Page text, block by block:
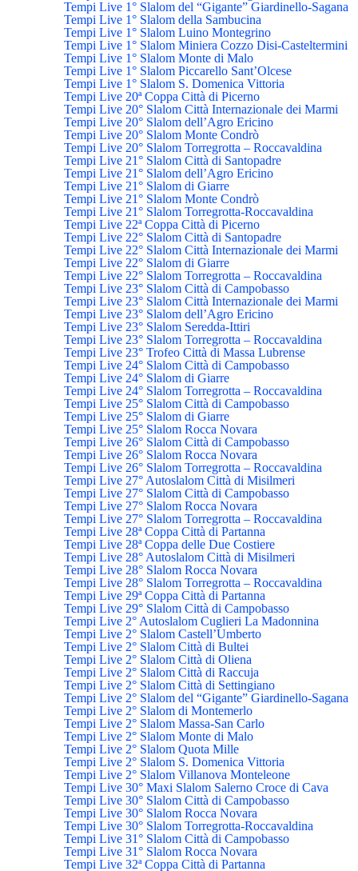
Tempi Live 1° Slalom del “Gigante” Giardinello-Sagana
Tempi Live 1° Slalom della Sambucina
Tempi Live 1° Slalom Luino Montegrino
Tempi Live 1° Slalom Miniera Cozzo Disi-Casteltermini
Tempi Live 1° Slalom Monte di Malo
Tempi Live 1° Slalom Piccarello Sant’Olcese
Tempi Live 1° Slalom S. Domenica Vittoria
Tempi Live 20ª Coppa Città di Picerno
Tempi Live 20° Slalom Città Internazionale dei Marmi
Tempi Live 20° Slalom dell’Agro Ericino
Tempi Live 20° Slalom Monte Condrò
Tempi Live 20° Slalom Torregrotta – Roccavaldina
Tempi Live 21° Slalom Città di Santopadre
Tempi Live 21° Slalom dell’Agro Ericino
Tempi Live 21° Slalom di Giarre
Tempi Live 21° Slalom Monte Condrò
Tempi Live 21° Slalom Torregrotta-Roccavaldina
Tempi Live 22ª Coppa Città di Picerno
Tempi Live 22° Slalom Città di Santopadre
Tempi Live 22° Slalom Città Internazionale dei Marmi
Tempi Live 22° Slalom di Giarre
Tempi Live 22° Slalom Torregrotta – Roccavaldina
Tempi Live 23° Slalom Città di Campobasso
Tempi Live 23° Slalom Città Internazionale dei Marmi
Tempi Live 23° Slalom dell’Agro Ericino
Tempi Live 23° Slalom Seredda-Ittiri
Tempi Live 23° Slalom Torregrotta – Roccavaldina
Tempi Live 23° Trofeo Città di Massa Lubrense
Tempi Live 24° Slalom Città di Campobasso
Tempi Live 24° Slalom di Giarre
Tempi Live 24° Slalom Torregrotta – Roccavaldina
Tempi Live 25° Slalom Città di Campobasso
Tempi Live 25° Slalom di Giarre
Tempi Live 25° Slalom Rocca Novara
Tempi Live 26° Slalom Città di Campobasso
Tempi Live 26° Slalom Rocca Novara
Tempi Live 26° Slalom Torregrotta – Roccavaldina
Tempi Live 27° Autoslalom Città di Misilmeri
Tempi Live 27° Slalom Città di Campobasso
Tempi Live 27° Slalom Rocca Novara
Tempi Live 27° Slalom Torregrotta – Roccavaldina
Tempi Live 28ª Coppa Città di Partanna
Tempi Live 28ª Coppa delle Due Costiere
Tempi Live 28° Autoslalom Città di Misilmeri
Tempi Live 28° Slalom Rocca Novara
Tempi Live 28° Slalom Torregrotta – Roccavaldina
Tempi Live 29ª Coppa Città di Partanna
Tempi Live 29° Slalom Città di Campobasso
Tempi Live 2° Autoslalom Cuglieri La Madonnina
Tempi Live 2° Slalom Castell’Umberto
Tempi Live 2° Slalom Città di Bultei
Tempi Live 2° Slalom Città di Oliena
Tempi Live 2° Slalom Città di Raccuja
Tempi Live 2° Slalom Città di Settingiano
Tempi Live 2° Slalom del “Gigante” Giardinello-Sagana
Tempi Live 2° Slalom di Montemerlo
Tempi Live 2° Slalom Massa-San Carlo
Tempi Live 2° Slalom Monte di Malo
Tempi Live 2° Slalom Quota Mille
Tempi Live 2° Slalom S. Domenica Vittoria
Tempi Live 2° Slalom Villanova Monteleone
Tempi Live 30° Maxi Slalom Salerno Croce di Cava
Tempi Live 30° Slalom Città di Campobasso
Tempi Live 30° Slalom Rocca Novara
Tempi Live 30° Slalom Torregrotta-Roccavaldina
Tempi Live 31° Slalom Città di Campobasso
Tempi Live 31° Slalom Rocca Novara
Tempi Live 32ª Coppa Città di Partanna